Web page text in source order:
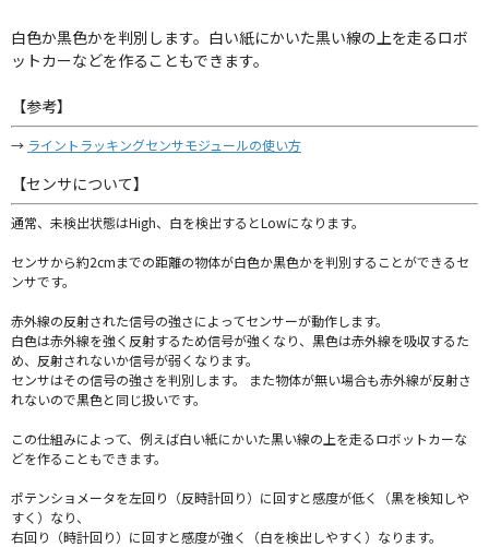
白色か黒色かを判別します。白い紙にかいた黒い線の上を走るロボ
ットカーなどを作ることもできます。
【参考】
→ ライントラッキングセンサモジュールの使い方
【センサについて】
通常、未検出状態はHigh、白を検出するとLowになります。
センサから約2cmまでの距離の物体が白色か黒色かを判別することができるセ
ンサです。
赤外線の反射された信号の強さによってセンサーが動作します。
白色は赤外線を強く反射するため信号が強くなり、黒色は赤外線を吸収するた
め、反射されないか信号が弱くなります。
センサはその信号の強さを判別します。 また物体が無い場合も赤外線が反射さ
れないので黒色と同じ扱いです。
この仕組みによって、例えば白い紙にかいた黒い線の上を走るロボットカーな
どを作ることもできます。
ポテンショメータを左回り（反時計回り）に回すと感度が低く（黒を検知しや
すく）なり、
右回り（時計回り）に回すと感度が強く（白を検出しやすく）なります。